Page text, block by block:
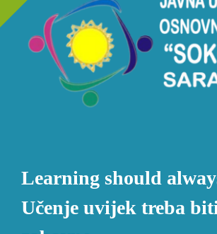
Learning should
Učenje uvijek treba